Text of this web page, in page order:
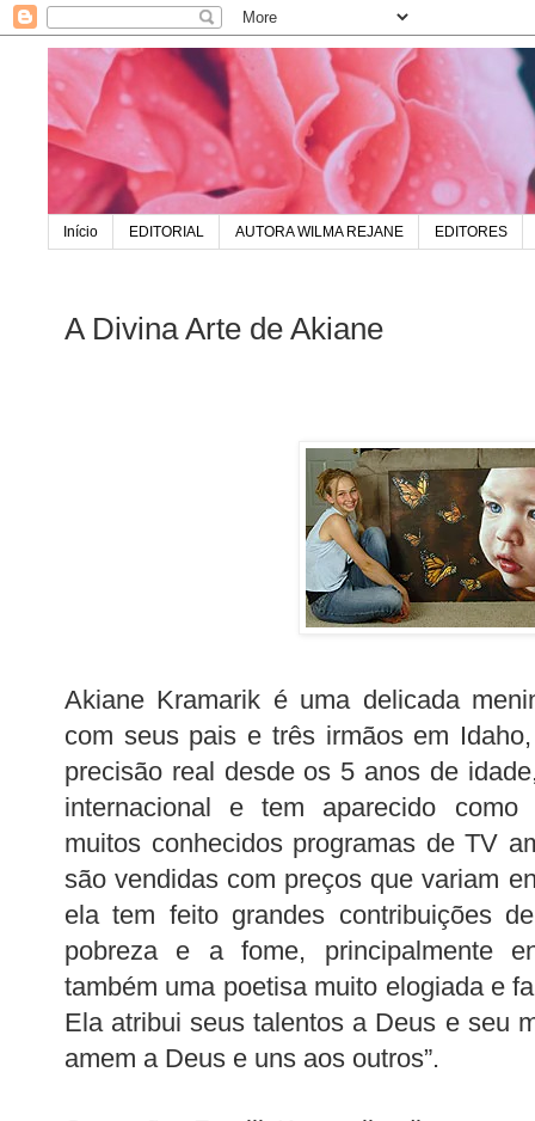
Início EDITORIAL AUTORA WILMA REJANE EDITORES
A Divina Arte de Akiane
Akiane Kramarik é uma delicada
com seus pais e três irmãos em
precisão real desde os 5 anos de
internacional e tem aparecido como
muitos conhecidos programas de TV
são vendidas com preços que variam
ela tem feito grandes contribuições
pobreza e a fome, principalmente
também uma poetisa muito elogiada e
Ela atribui seus talentos a Deus e seu
amem a Deus e uns aos outros”.